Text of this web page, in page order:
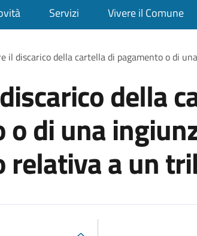
Servizi Vivere il Comune
il discarico della cartella di pagamento o di
della
o di una
relativa a un